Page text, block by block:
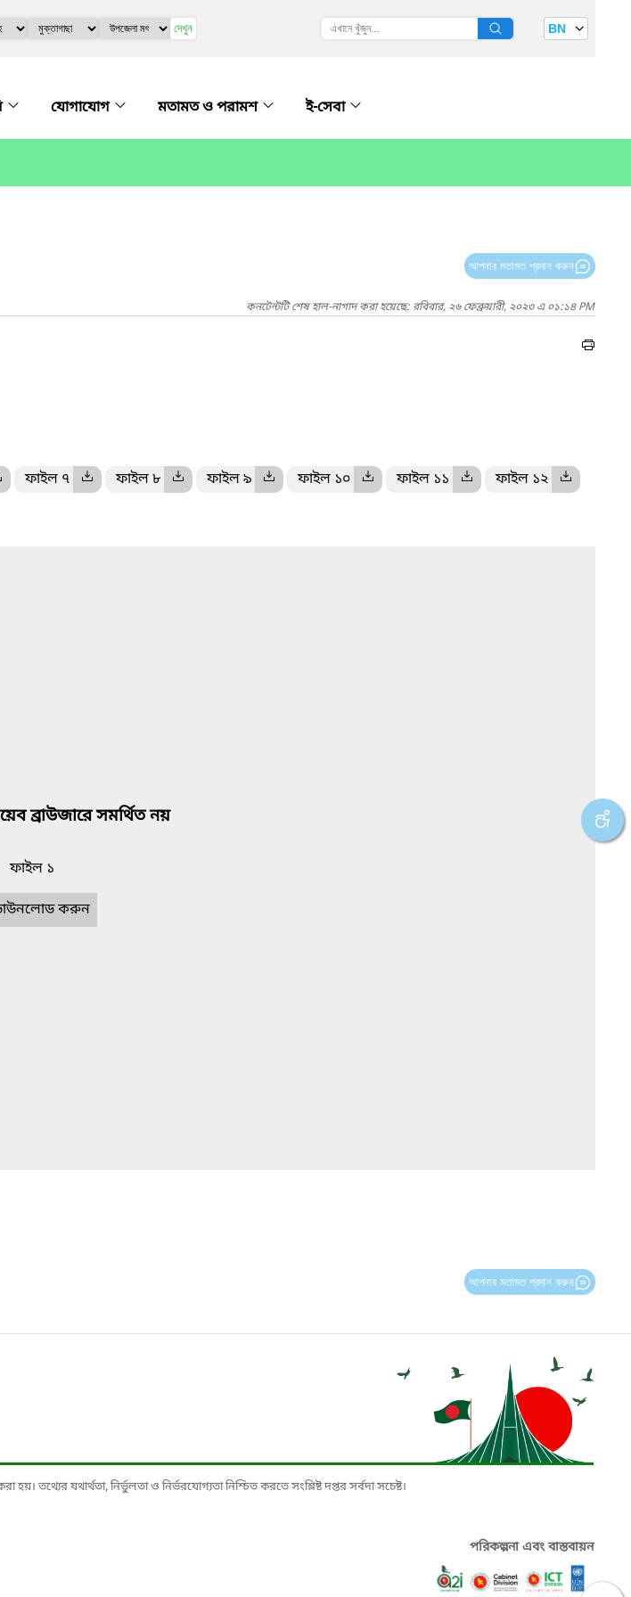
দেখুন BN
যোগাযোগ মতামত ও পরামশ ই-সেবা
আপনার মতামত প্রদান করুন
কনটেন্টটি শেষ হাল-নাগাদ করা হয়েছে: রবিবার, ২৬ ফেব্রুয়ারী, ২০২৩ এ ০১:১৪ PM
ফাইল ৭ ফাইল ৮ ফাইল ৯ ফাইল ১০ ফাইল ১১ ফাইল ১২
ব্রাউজারে সমর্থিত নয়
ফাইল ১
করুন
আপনার মতামত প্রদান করুন
তথ্যের যথার্থতা, নির্ভুলতা ও নির্ভরযোগ্যতা নিশ্চিত করতে সংশ্লিষ্ট দপ্তর সর্বদা সচেষ্ট।
পরিকল্পনা এবং বাস্তবায়ন